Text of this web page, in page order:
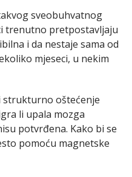
sveobuhvatnog
trenutno pretpostavljaju
i da nestaje sama od
mjeseci, u nekim
strukturno oštećenje
li upala mozga
potvrđena. Kako bi se
pomoću magnetske